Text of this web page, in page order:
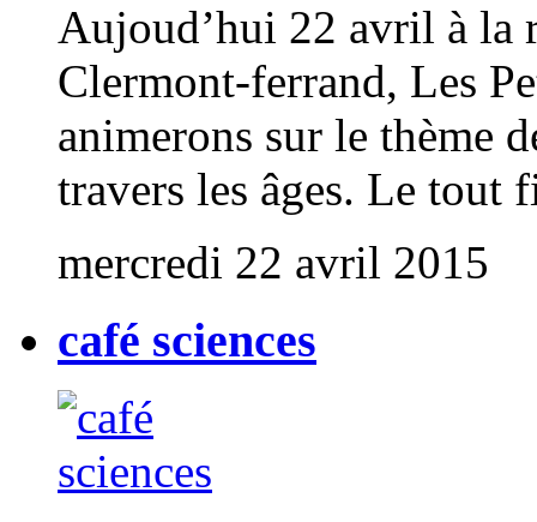
Aujoud’hui 22 avril à la
Clermont-ferrand, Les
animerons sur le thème
travers les âges. Le tout
mercredi 22 avril 2015
café sciences